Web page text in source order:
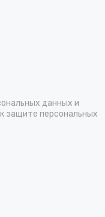
данных и
защите персональных